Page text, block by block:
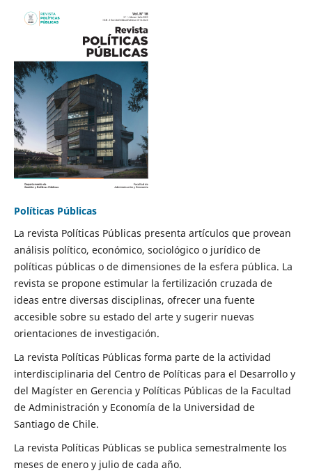
Políticas Públicas
La revista Políticas Públicas presenta artículos que provean
análisis político, económico, sociológico o jurídico de
políticas públicas o de dimensiones de la esfera pública. La
revista se propone estimular la fertilización cruzada de
ideas entre diversas disciplinas, ofrecer una fuente
accesible sobre su estado del arte y sugerir nuevas
orientaciones de investigación.
La revista Políticas Públicas forma parte de la actividad
interdisciplinaria del Centro de Políticas para el Desarrollo y
del Magíster en Gerencia y Políticas Públicas de la Facultad
de Administración y Economía de la Universidad de
Santiago de Chile.
La revista Políticas Públicas se publica semestralmente los
meses de enero y julio de cada año.